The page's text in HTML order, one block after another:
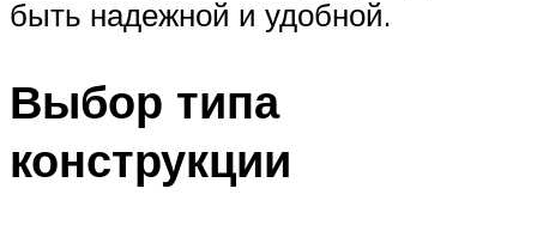
быть надежной и удобной.
Выбор типа
конструкции